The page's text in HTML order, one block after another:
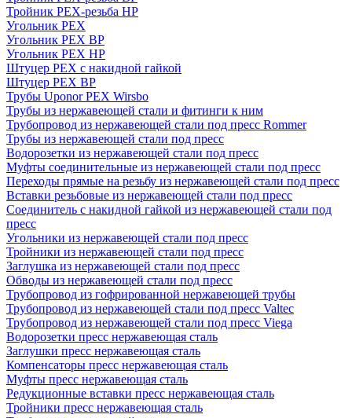
Тройник PEX-резьба НР
Угольник PEX
Угольник PEX ВР
Угольник PEX НР
Штуцер PEX c накидной гайкой
Штуцер PEX ВР
Трубы Uponor PEX Wirsbo
Трубы из нержавеющей стали и фитинги к ним
Трубопровод из нержавеющей стали под пресс Rommer
Трубы из нержавеющей стали под пресс
Водорозетки из нержавеющей стали под пресс
Муфты соединительные из нержавеющей стали под пресс
Переходы прямые на резьбу из нержавеющей стали под пресс
Вставки резьбовые из нержавеющей стали под пресс
Соединитель с накидной гайкой из нержавеющей стали под
пресс
Угольники из нержавеющей стали под пресс
Тройники из нержавеющей стали под пресс
Заглушка из нержавеющей стали под пресс
Обводы из нержавеющей стали под пресс
Трубопровод из гофрированной нержавеющей трубы
Трубопровод из нержавеющей стали под пресс Valtec
Трубопровод из нержавеющей стали под пресс Viega
Водорозетки пресс нержавеющая сталь
Заглушки пресс нержавеющая сталь
Компенсаторы пресс нержавеющая сталь
Муфты пресс нержавеющая сталь
Редукционные вставки пресс нержавеющая сталь
Тройники пресс нержавеющая сталь